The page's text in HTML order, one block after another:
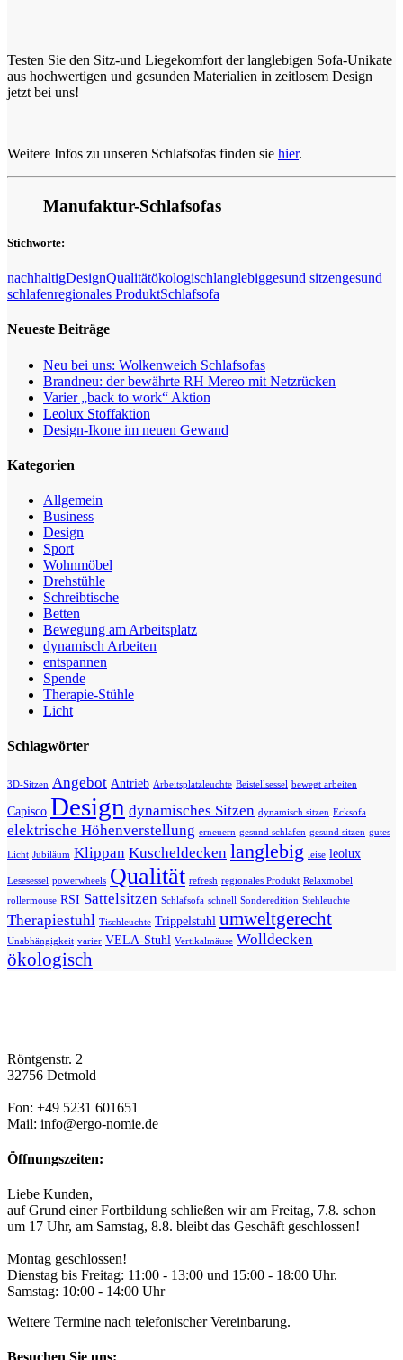
Testen Sie den Sitz-und Liegekomfort der langlebigen Sofa-Unikate
aus hochwertigen und gesunden Materialien in zeitlosem Design
jetzt bei uns!
Weitere Infos zu unseren Schlafsofas finden sie hier.
Manufaktur-Schlafsofas
Stichworte:
nachhaltigDesignQualitätökologischlanglebiggesund sitzengesund
schlafenregionales ProduktSchlafsofa
Neueste Beiträge
Neu bei uns: Wolkenweich Schlafsofas
Brandneu: der bewährte RH Mereo mit Netzrücken
Varier „back to work“ Aktion
Leolux Stoffaktion
Design-Ikone im neuen Gewand
Kategorien
Allgemein
Business
Design
Sport
Wohnmöbel
Drehstühle
Schreibtische
Betten
Bewegung am Arbeitsplatz
dynamisch Arbeiten
entspannen
Spende
Therapie-Stühle
Licht
Schlagwörter
3D-Sitzen Angebot Antrieb Arbeitsplatzleuchte Beistellsessel bewegt arbeiten
Capisco Design dynamisches Sitzen dynamisch sitzen Ecksofa
elektrische Höhenverstellung erneuern gesund schlafen gesund sitzen gutes
Licht Jubiläum Klippan Kuscheldecken langlebig leise leolux
Lesesessel powerwheels Qualität refresh regionales Produkt Relaxmöbel
rollermouse RSI Sattelsitzen Schlafsofa schnell Sonderedition Stehleuchte
Therapiestuhl Tischleuchte Trippelstuhl umweltgerecht
Unabhängigkeit varier VELA-Stuhl Vertikalmäuse Wolldecken
ökologisch
Röntgenstr. 2
32756 Detmold
Fon: +49 5231 601651
Mail: info@ergo-nomie.de
Öffnungszeiten:
Liebe Kunden,
auf Grund einer Fortbildung schließen wir am Freitag, 7.8. schon
um 17 Uhr, am Samstag, 8.8. bleibt das Geschäft geschlossen!
Montag geschlossen!
Dienstag bis Freitag: 11:00 - 13:00 und 15:00 - 18:00 Uhr.
Samstag: 10:00 - 14:00 Uhr
Weitere Termine nach telefonischer Vereinbarung.